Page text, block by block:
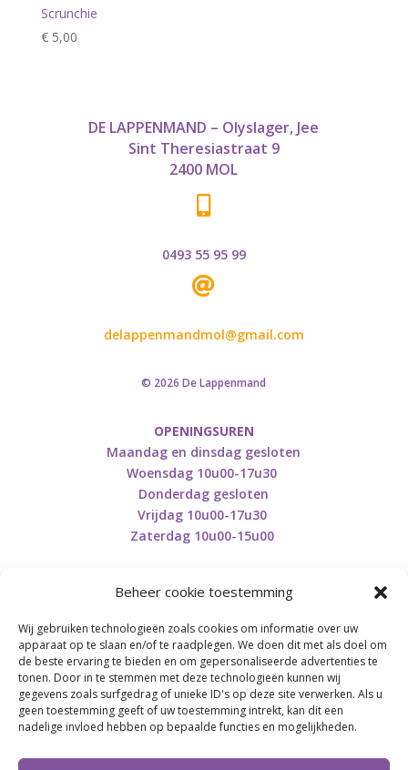
Beheer cookie toestemming
Wij gebruiken technologieën zoals cookies om informatie over uw
apparaat op te slaan en/of te raadplegen. We doen dit met als doel om
de beste ervaring te bieden en om gepersonaliseerde advertenties te
tonen. Door in te stemmen met deze technologieën kunnen wij
gegevens zoals surfgedrag of unieke ID's op deze site verwerken. Als u
geen toestemming geeft of uw toestemming intrekt, kan dit een
nadelige invloed hebben op bepaalde functies en mogelijkheden.
Scrunchie
€5,00
DE LAPPENMAND – Olyslager, Jee
Sint Theresiastraat 9
2400 MOL
0493 55 95 99

delappenmandmol@gmail.com
© 2026 De Lappenmand
OPENINGSUREN
Maandag en dinsdag gesloten
Woensdag 10u00-17u30
Donderdag gesloten
Vrijdag 10u00-17u30
Zaterdag 10u00-15u00
Retourneren en herroepen
BE0746.853.082
BREI- EN HAAK-ATELJEE